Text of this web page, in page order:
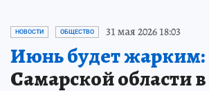
НОВОСТИ ОБЩЕСТВО 31 мая 2026 18:03
Июнь будет жарким:
Самарской области